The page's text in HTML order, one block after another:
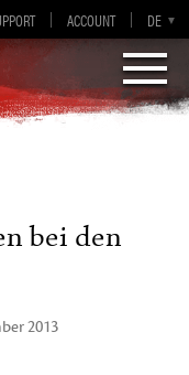
ACCOUNT DE
EN
ES
FR
EN-GB
bei den
2013